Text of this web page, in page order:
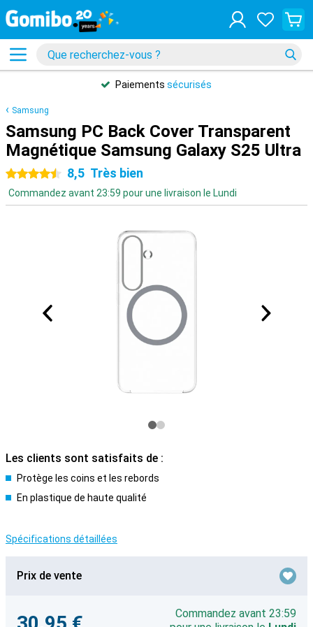
Paiements sécurisés
Samsung
Samsung PC Back Cover Transparent
Magnétique Samsung Galaxy S25 Ultra
4.5 étoiles
8,5 Très bien
Commandez avant 23:59 pour une livraison le Lundi
Les clients sont satisfaits de :
Protège les coins et les rebords
En plastique de haute qualité
Spécifications détaillées
Prix de vente
Commandez avant 23:59